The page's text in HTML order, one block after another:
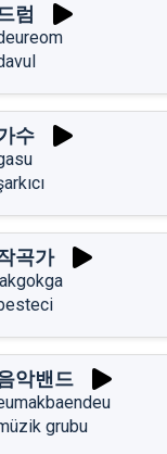
럼
수
곡가
악밴드
grubu